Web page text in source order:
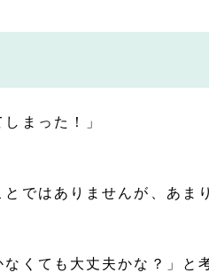
まった！」
ではありませんが、あま
なくても大丈夫かな？」